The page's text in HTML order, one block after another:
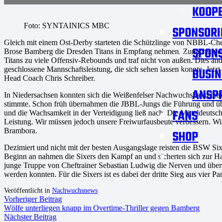
FANS
SHOP
Foto: SYNTAINICS MBC
Gleich mit einem Ost-Derby starteten die Schützlinge von NBBL-
Brose Bamberg die Dresden Titans in Empfang nehmen. Zunächst
Titans zu viele Offensiv-Rebounds und traf nicht von außen. Dies
geschlossene Mannschaftsleistung, die sich sehen lassen konnte.
Head Coach Chris Schreiber.
In Niedersachsen konnten sich die Weißenfelser
stimmte. Schon früh übernahmen die JBBL-Jungs die Führung und
und die Wachsamkeit in der Verteidigung ließ nach. Die
Leistung. Wir müssen jedoch unsere Freiwurfausbeute verbessern.
Brambora.
Dezimiert und nicht mit der besten Ausgangslage reisten die BSW
Beginn an nahmen die Sixers den Kampf an und sicherten sich zur
junge Truppe von Cheftrainer Sebastian Ludwig die Nerven und
werden konnten. Für die Sixers ist es dabei der dritte Sieg aus vier
Veröffentlicht in Nachwuchsnews
Vorheriger Beitrag
Wölfe unterliegen knapp im Overtime-Thriller gegen Bamberg
Nächster Beitrag